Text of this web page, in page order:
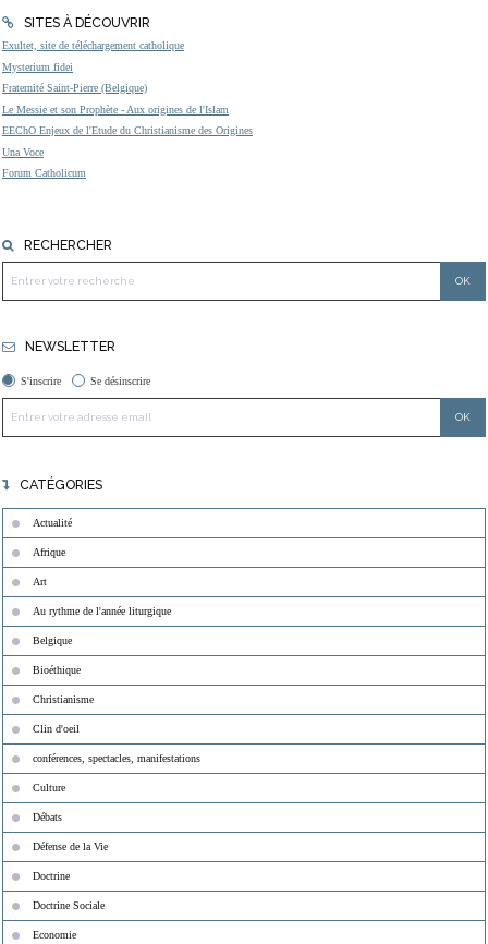
SITES À DÉCOUVRIR
Exultet, site de téléchargement catholique
Mysterium fidei
Fraternité Saint-Pierre (Belgique)
Le Messie et son Prophète - Aux origines de l'Islam
EEChO Enjeux de l'Etude du Christianisme des Origines
Una Voce
Forum Catholicum
RECHERCHER
NEWSLETTER
S'inscrire Se désinscrire
CATÉGORIES
Actualité
Afrique
Art
Au rythme de l'année liturgique
Belgique
Bioéthique
Christianisme
Clin d'oeil
conférences, spectacles, manifestations
Culture
Débats
Défense de la Vie
Doctrine
Doctrine Sociale
Economie